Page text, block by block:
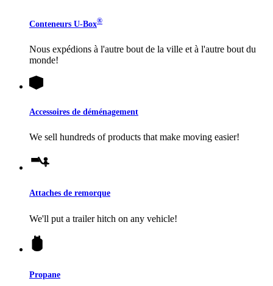
Conteneurs U-Box®
Nous expédions à l'autre bout de la ville et à l'autre bout du
monde!
Accessoires de déménagement
We sell hundreds of products that make moving easier!
Attaches de remorque
We'll put a trailer hitch on any vehicle!
Propane